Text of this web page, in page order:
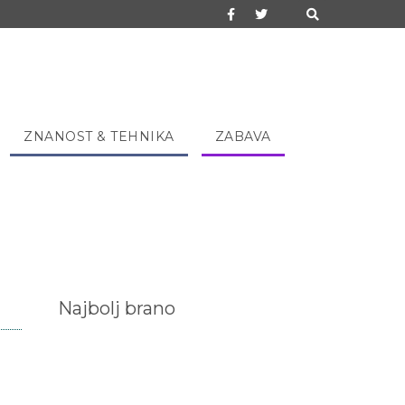
ZNANOST & TEHNIKA ZABAVA
Najbolj brano